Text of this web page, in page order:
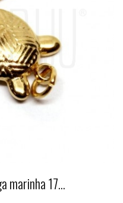
marinha 17...